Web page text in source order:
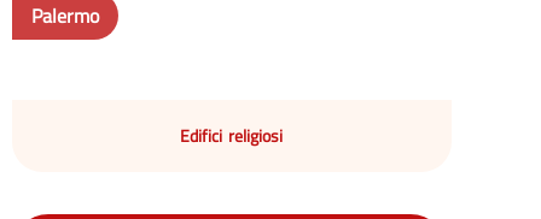
Palermo
Edifici religiosi